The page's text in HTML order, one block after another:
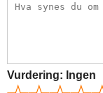
Vurdering: Ingen